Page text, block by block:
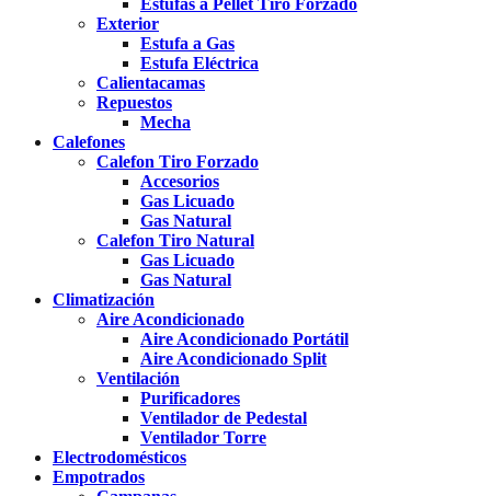
Estufas a Pellet Tiro Forzado
Exterior
Estufa a Gas
Estufa Eléctrica
Calientacamas
Repuestos
Mecha
Calefones
Calefon Tiro Forzado
Accesorios
Gas Licuado
Gas Natural
Calefon Tiro Natural
Gas Licuado
Gas Natural
Climatización
Aire Acondicionado
Aire Acondicionado Portátil
Aire Acondicionado Split
Ventilación
Purificadores
Ventilador de Pedestal
Ventilador Torre
Electrodomésticos
Empotrados